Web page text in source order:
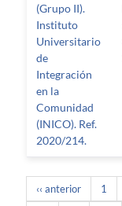
(Grupo II).
Instituto
Universitario
de
Integración
en la
Comunidad
(INICO). Ref.
2020/214.
‹‹ anterior 1